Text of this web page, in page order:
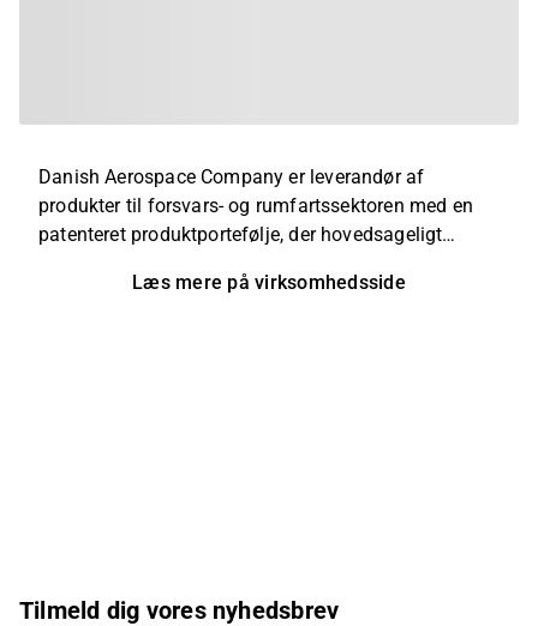
Danish Aerospace Company er leverandør af
produkter til forsvars- og rumfartssektoren med en
patenteret produktportefølje, der hovedsageligt
helbredsovervågningstjenester og
Læs mere på virksomhedsside
Tilmeld dig vores nyhedsbrev